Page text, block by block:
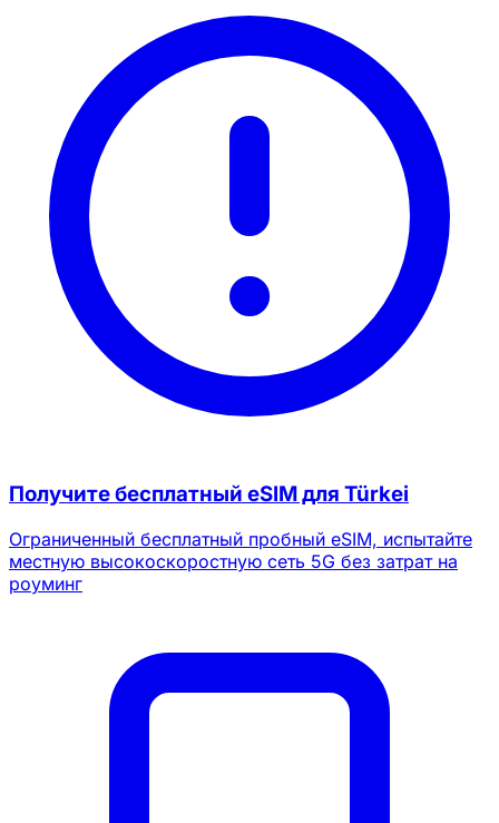
Получите бесплатный eSIM для Türkei
Ограниченный бесплатный пробный eSIM, испытайте
местную высокоскоростную сеть 5G без затрат на
роуминг